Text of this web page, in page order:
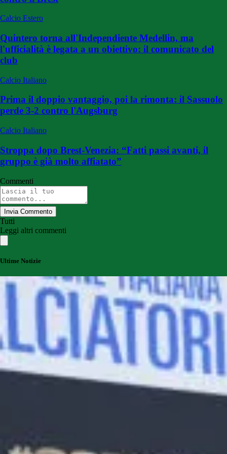
Calcio Estero
Quintero torna all'Independiente Medellin, ma
l'ufficialità è legata a un obiettivo: il comunicato del
club
Calcio Italiano
Prima il doppio vantaggio, poi la rimonta: il Sassuolo
perde 3-2 contro l'Augsburg
Calcio Italiano
Stroppa dopo Brest-Venezia: “Fatti passi avanti, il
gruppo è già molto affiatato”
Commenti
Invia Commento
Tutti
Leggi altri commenti
Ultime Notizie